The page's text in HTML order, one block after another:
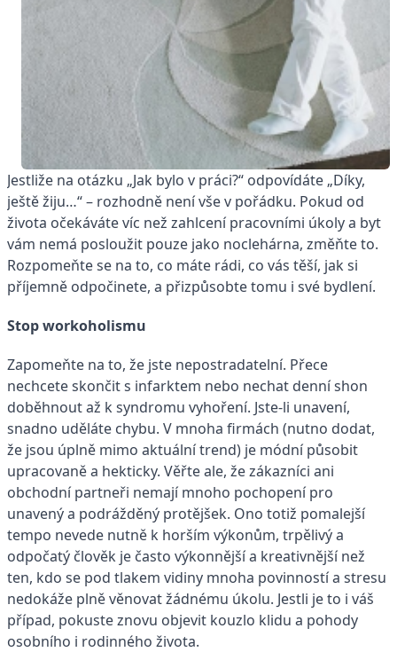
Jestliže na otázku „Jak bylo v práci?“ odpovídáte „Díky,
ještě žiju…“ – rozhodně není vše v pořádku. Pokud od
života očekáváte víc než zahlcení pracovními úkoly a byt
vám nemá posloužit pouze jako noclehárna, změňte to.
Rozpomeňte se na to, co máte rádi, co vás těší, jak si
příjemně odpočinete, a přizpůsobte tomu i své bydlení.
Stop workoholismu
Zapomeňte na to, že jste nepostradatelní. Přece
nechcete skončit s infarktem nebo nechat denní shon
doběhnout až k syndromu vyhoření. Jste-li unavení,
snadno uděláte chybu. V mnoha firmách (nutno dodat,
že jsou úplně mimo aktuální trend) je módní působit
upracovaně a hekticky. Věřte ale, že zákazníci ani
obchodní partneři nemají mnoho pochopení pro
unavený a podrážděný protějšek. Ono totiž pomalejší
tempo nevede nutně k horším výkonům, trpělivý a
odpočatý člověk je často výkonnější a kreativnější než
ten, kdo se pod tlakem vidiny mnoha povinností a stresu
nedokáže plně věnovat žádnému úkolu. Jestli je to i váš
případ, pokuste znovu objevit kouzlo klidu a pohody
osobního i rodinného života.